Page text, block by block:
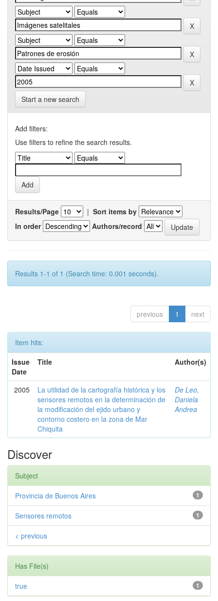
Start a new search
Add filters:
Use filters to refine the search results.
Results/Page | Sort items by
In order
Authors/record
Results 1-1 of 1 (Search time: 0.001 seconds).
previous 1 next
Item hits:
Issue
Date
Title Author(s)
2005
La utilidad de la cartografía histórica y los
sensores remotos en la determinación de
la modificación del ejido urbano y
contorno costero en la zona de Mar
Chiquita
De Leo,
Daniela
Andrea
Discover
Subject
1
Provincia de Buenos Aires
1
Sensores remotos
< previous
Has File(s)
1
true